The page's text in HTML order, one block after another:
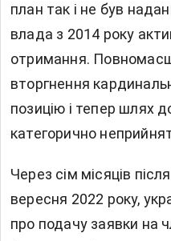
план так і не був
влада з 2014 року
отримання.
вторгнення
позицію і тепер шлях
категорично
Через сім місяців
вересня 2022 року,
про подачу заявки на